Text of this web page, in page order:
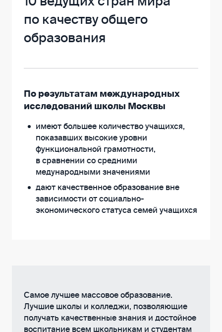
по качеству общего
образования
По результатам международных
исследований школы Москвы
имеют большее количество учащихся,
показавших высокие уровни
функциональной грамотности,
в сравнении со средними
медународными значениями
дают качественное образование вне
зависимости от социально-
экономического статуса семей учащихся
Самое лучшее массовое образование.
Лучшие школы и колледжи, позволяющие
получать качественные знания и достойное
воспитание всем школьникам и студентам